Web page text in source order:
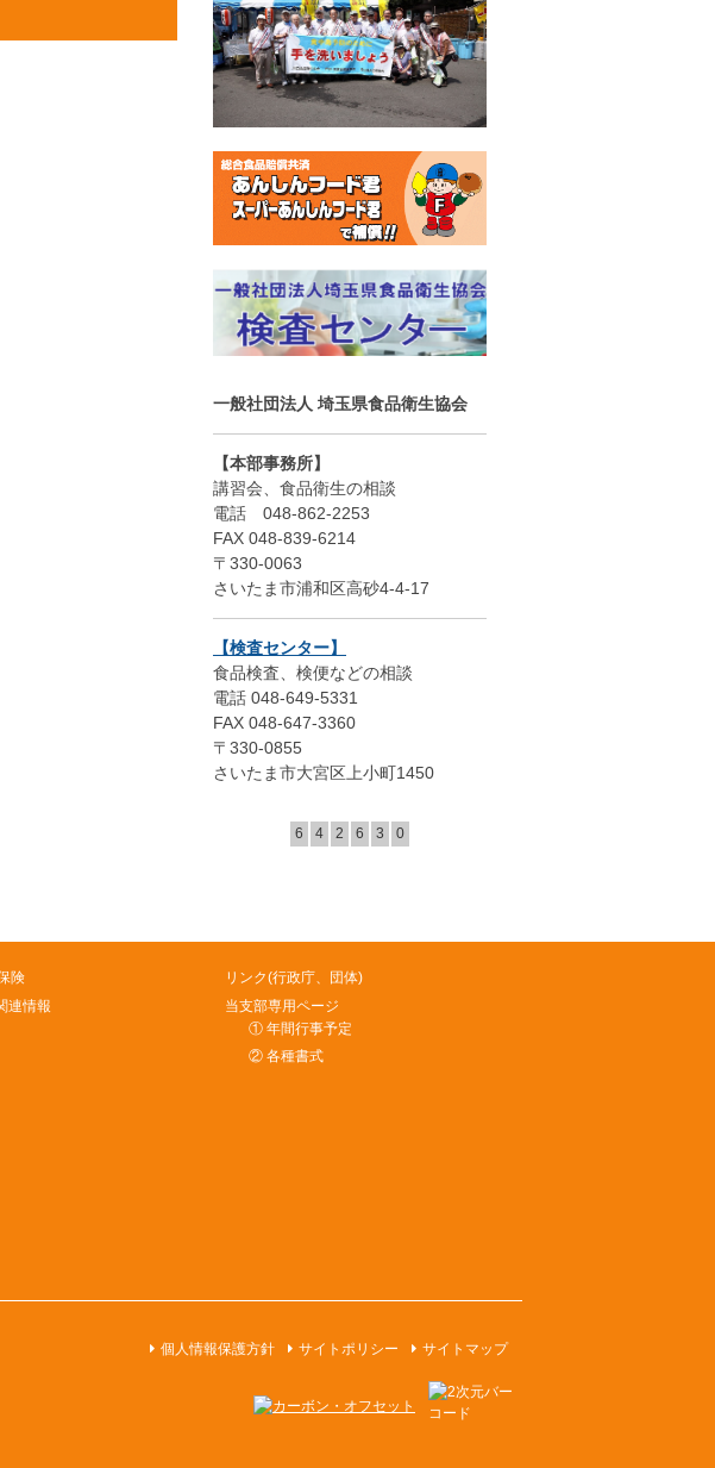
一般社団法人 埼玉県食品衛生協会
【本部事務所】
講習会、食品衛生の相談
電話 048-862-2253
FAX 048-839-6214
〒330-0063
さいたま市浦和区高砂4-4-17
【検査センター】
食品検査、検便などの相談
電話 048-649-5331
FAX 048-647-3360
〒330-0855
さいたま市大宮区上小町1450
6 4 2 6 3 0
険
連情報
リンク(行政庁、団体)
当支部専用ページ
① 年間行事予定
② 各種書式
個人情報保護方針 サイトポリシー サイトマップ